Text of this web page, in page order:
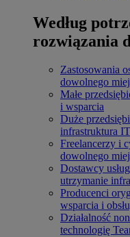
Według
rozwiązania
Zastosowania
dowolnego
Małe
i wsparcia
Duże
infrastruktura
Freelancerzy i
dowolnego
Dostawcy
utrzymanie
Producenci
wsparcia i
Działalność
technologię